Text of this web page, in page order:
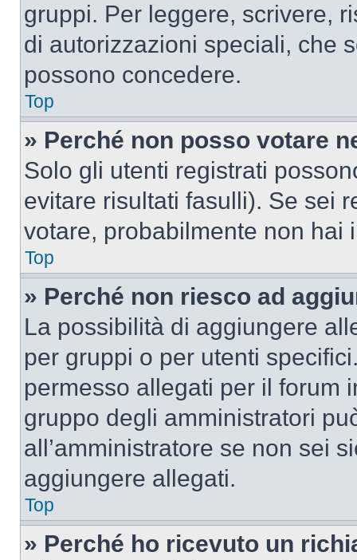
gruppi. Per leggere, scrivere,
di autorizzazioni speciali, che
possono concedere.
Top
» Perché non posso votare
Solo gli utenti registrati
evitare risultati fasulli). Se sei
votare, probabilmente non hai
Top
» Perché non riesco ad
La possibilità di aggiungere
per gruppi o per utenti
permesso allegati per il forum
gruppo degli amministratori
all’amministratore se non sei
aggiungere allegati.
Top
» Perché ho ricevuto un